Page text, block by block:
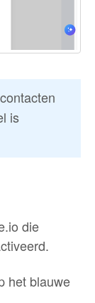
is
die
het blauwe